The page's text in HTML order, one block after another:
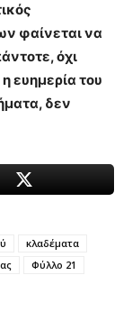
φαίνεται να
όχι
ευημερία του
δεν
κλαδέματα
Φύλλο 21